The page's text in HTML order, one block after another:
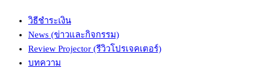
วิธีชำระเงิน
News (ข่าวและกิจกรรม)
Review Projector (รีวิวโปรเจคเตอร์)
บทความ